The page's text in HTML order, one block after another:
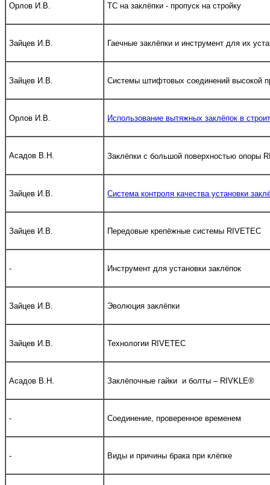
Орлов И.В. ТС на заклёпки - пропуск на стройку
Зайцев И.В. Гаечные заклёпки и инструмент для их
Зайцев И.В. Системы штифтовых соединений высокой
Орлов И.В. Использование вытяжных заклёпок в
Асадов В.Н. Заклёпки с большой поверхностью опоры
Зайцев И.В. Система контроля качества установки
Зайцев И.В. Передовые крепёжные системы RIVETEC
- Инструмент для установки заклёпок
Зайцев И.В. Эволюция заклёпки
Зайцев И.В. Технологии RIVETEC
Асадов В.Н. Заклёпочные гайки и болты – RIVKLE®
- Соединение, проверенное временем
- Виды и причины брака при клёпке